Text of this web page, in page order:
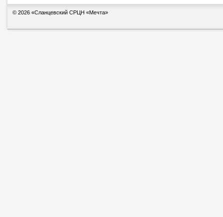
© 2026 «Сланцевский СРЦН «Мечта»